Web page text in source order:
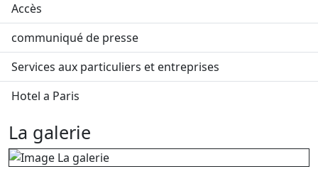
Accès
communiqué de presse
Services aux particuliers et entreprises
Hotel a Paris
La galerie